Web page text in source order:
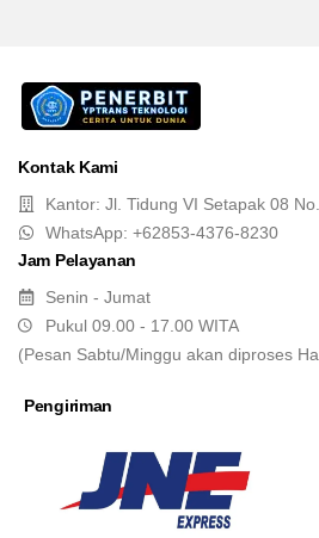
Kontak Kami
Kantor: Jl. Tidung VI Setapak 08
WhatsApp: +62853-4376-8230
Jam Pelayanan
Senin - Jumat
Pukul 09.00 - 17.00 WITA
(Pesan Sabtu/Minggu akan diproses
Pengiriman